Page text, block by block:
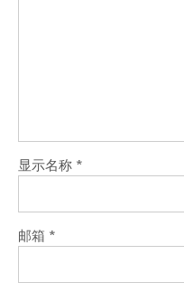
显示名称 *
邮箱 *